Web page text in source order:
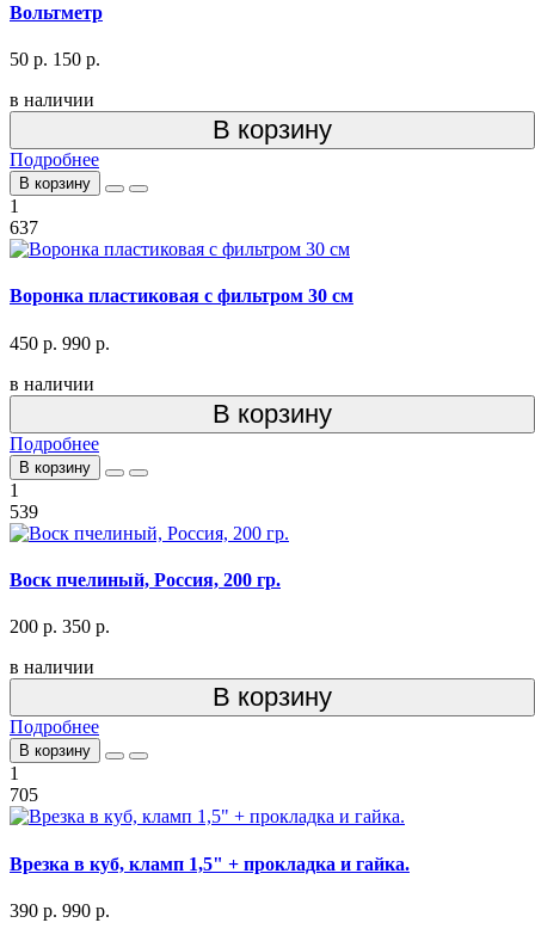
Вольтметр
50 р. 150 р.
в наличии
В корзину
Подробнее
В корзину
1
637
Воронка пластиковая с фильтром 30 см
450 р. 990 р.
в наличии
В корзину
Подробнее
В корзину
1
539
Воск пчелиный, Россия, 200 гр.
200 р. 350 р.
в наличии
В корзину
Подробнее
В корзину
1
705
Врезка в куб, кламп 1,5" + прокладка и гайка.
390 р. 990 р.